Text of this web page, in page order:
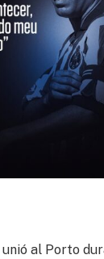
al Porto